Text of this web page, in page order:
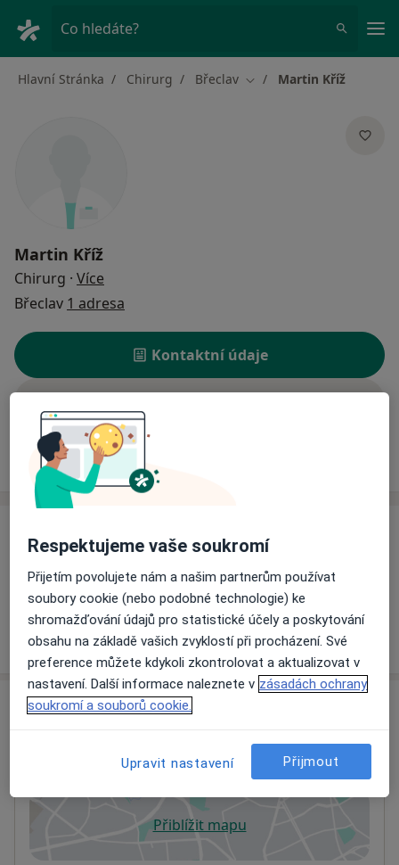
Co hledáte?
Hlavní Stránka Chirurg Břeclav Změna města
Martin Kříž
Martin Kříž
Chirurg · Více
Břeclav 1 adresa
Kontaktní údaje
Ceník Adresy
Ceník
Informace o službách a cenách nejsou k dispozici
Tento specialista ještě nepřidával žádné informace o
svých službách.
Adresa
Přiblížit mapuse otevře v nové záložce
Respektujeme vaše soukromí
Přijetím povolujete nám a našim partnerům používat
soubory cookie (nebo podobné technologie) ke
shromažďování údajů pro statistické účely a poskytování
obsahu na základě vašich zvyklostí při procházení. Své
preference můžete kdykoli zkontrolovat a aktualizovat v
nastavení. Další informace naleznete v zásadách ochrany
soukromí a souborů cookie.
Upravit nastavení Přijmout